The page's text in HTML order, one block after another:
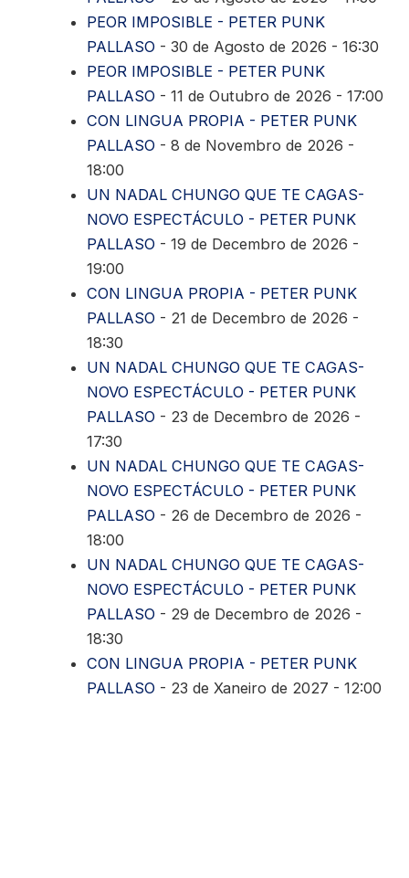
PEOR IMPOSIBLE - PETER PUNK
PALLASO - 30 de Agosto de 2026 - 16:30
PEOR IMPOSIBLE - PETER PUNK
PALLASO - 11 de Outubro de 2026 - 17:00
CON LINGUA PROPIA - PETER PUNK
PALLASO - 8 de Novembro de 2026 -
18:00
UN NADAL CHUNGO QUE TE CAGAS-
NOVO ESPECTÁCULO - PETER PUNK
PALLASO - 19 de Decembro de 2026 -
19:00
CON LINGUA PROPIA - PETER PUNK
PALLASO - 21 de Decembro de 2026 -
18:30
UN NADAL CHUNGO QUE TE CAGAS-
NOVO ESPECTÁCULO - PETER PUNK
PALLASO - 23 de Decembro de 2026 -
17:30
UN NADAL CHUNGO QUE TE CAGAS-
NOVO ESPECTÁCULO - PETER PUNK
PALLASO - 26 de Decembro de 2026 -
18:00
UN NADAL CHUNGO QUE TE CAGAS-
NOVO ESPECTÁCULO - PETER PUNK
PALLASO - 29 de Decembro de 2026 -
18:30
CON LINGUA PROPIA - PETER PUNK
PALLASO - 23 de Xaneiro de 2027 - 12:00